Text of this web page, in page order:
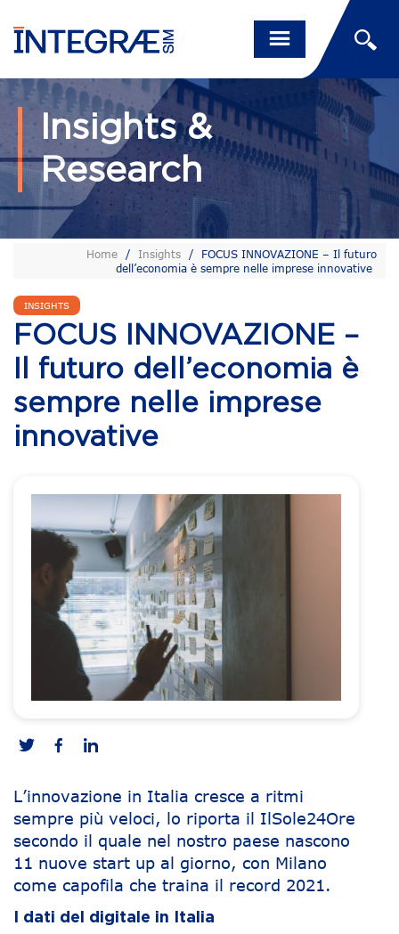
Insights &
Research
Home / Insights /
FOCUS INNOVAZIONE – Il futuro
dell’economia è sempre nelle imprese innovative
INSIGHTS
FOCUS INNOVAZIONE –
Il futuro dell’economia è
sempre nelle imprese
innovative
L’innovazione in Italia cresce a ritmi
sempre più veloci, lo riporta il IlSole24Ore
secondo il quale nel nostro paese nascono
11 nuove start up al giorno, con Milano
come capofila che traina il record 2021.
I dati del digitale in Italia